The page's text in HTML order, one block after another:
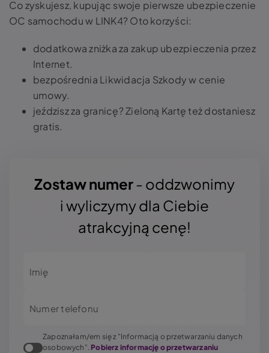
Co zyskujesz, kupując swoje pierwsze ubezpieczenie
OC samochodu w LINK4? Oto korzyści:
dodatkowa zniżka za zakup ubezpieczenia przez
Internet.
bezpośrednia Likwidacja Szkody w cenie
umowy.
jeździsz za granicę? Zieloną Kartę też dostaniesz
gratis.
Zostaw numer- oddzwonimy
i wyliczymy dla Ciebie
atrakcyjną cenę!
Imię
Numer telefonu
Zapoznałam/em się z "Informacją o przetwarzaniu danych
osobowych". Pobierz informację o przetwarzaniu